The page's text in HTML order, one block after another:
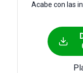
Acabe con las